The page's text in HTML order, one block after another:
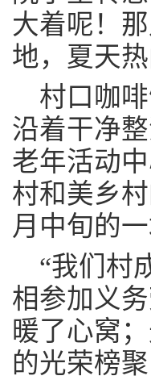
大着呢！
地，夏天
村口咖
沿着干净
老年活动
村和美乡
月中旬的
“我们村
相参加义
暖了心窝
的光荣榜